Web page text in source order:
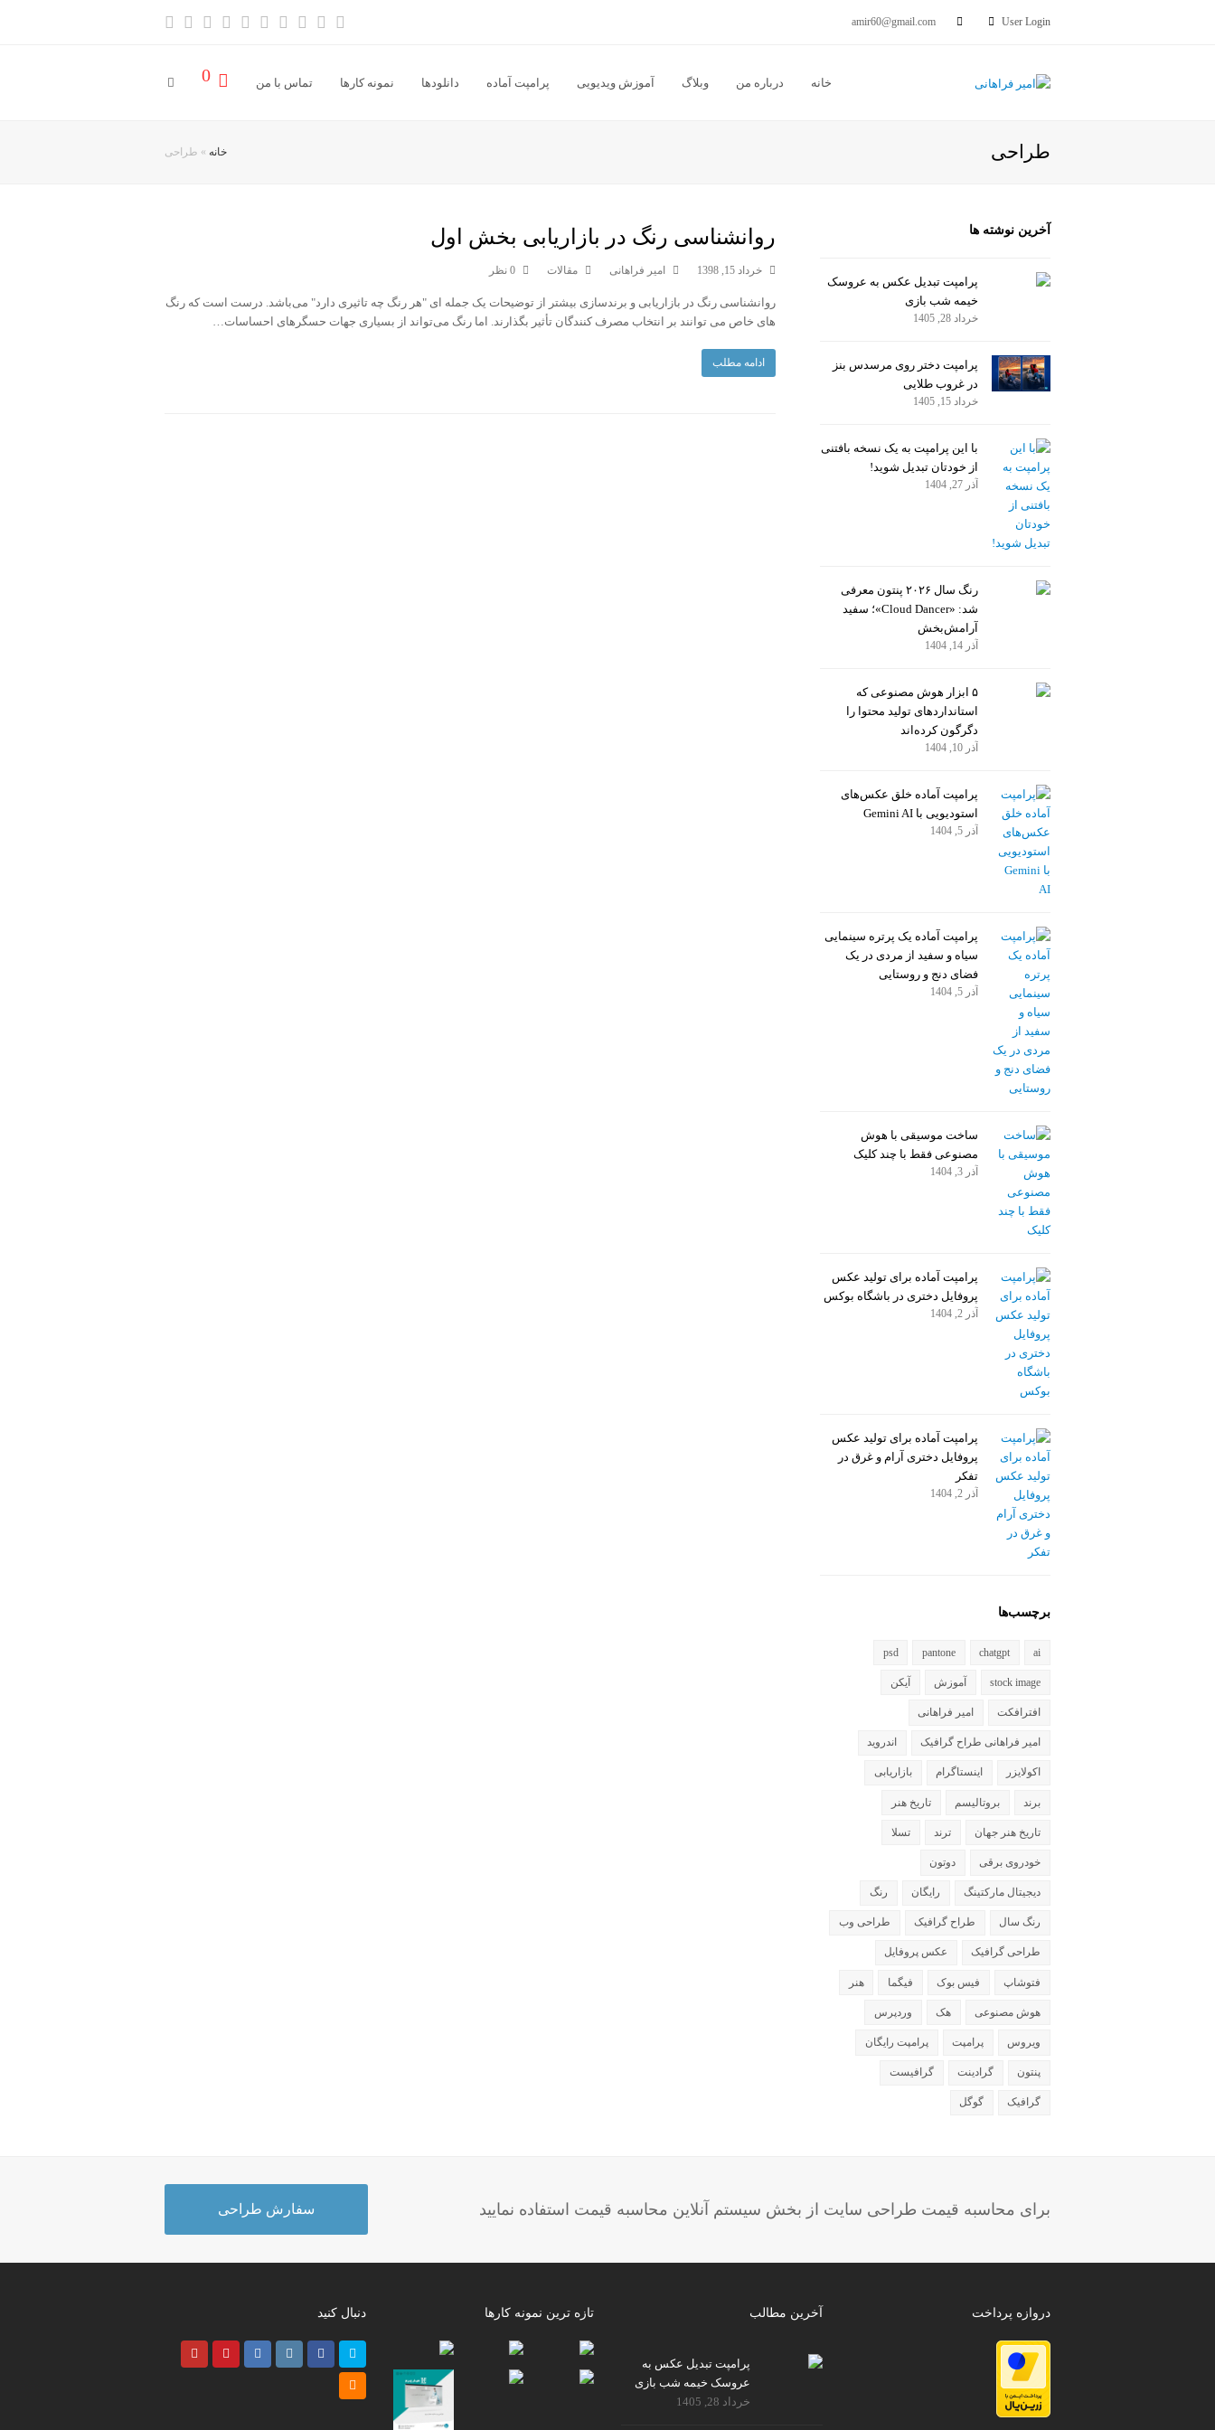
amir60@gmail.com User Login
FacebookPinterest
Dribbble
Instagram
LinkedIn
YoutubeVimeo خبر
آدرس
خانه درباره من وبلاگ آموزش ویدیویی پرامپت آماده دانلودها نمونه کارها تماس با من 0
طراحی خانه » طراحی
روانشناسی رنگ در بازاریابی بخش اول
خرداد 15, 1398 امیر فراهانی مقالات 0 نظر
روانشناسی رنگ در بازاریابی و برندسازی بیشتر از توضیحات یک جمله ای "هر رنگ چه تاثیری دارد" می‌باشد. درست است که رنگ
های خاص می توانند بر انتخاب مصرف کنندگان تأثیر بگذارند. اما رنگ می‌تواند از بسیاری جهات حسگرهای احساسات…
ادامه مطلب
آخرین نوشته ها
پرامپت تبدیل عکس به عروسک
خیمه شب بازی
خرداد 28, 1405
پرامپت دختر روی مرسدس بنز
در غروب طلایی
خرداد 15, 1405
با این پرامپت به یک نسخه بافتنی
از خودتان تبدیل شوید!
آذر 27, 1404
رنگ سال ۲۰۲۶ پنتون معرفی
شد: «Cloud Dancer»؛ سفید
آرامش‌بخش
آذر 14, 1404
۵ ابزار هوش مصنوعی که
استانداردهای تولید محتوا را
دگرگون کرده‌اند
آذر 10, 1404
پرامپت آماده خلق عکس‌های
استودیویی با Gemini AI
آذر 5, 1404
پرامپت آماده یک پرتره سینمایی
سیاه و سفید از مردی در یک
فضای دنج و روستایی
آذر 5, 1404
ساخت موسیقی با هوش
مصنوعی فقط با چند کلیک
آذر 3, 1404
پرامپت آماده برای تولید عکس
پروفایل دختری در باشگاه بوکس
آذر 2, 1404
پرامپت آماده برای تولید عکس
پروفایل دختری آرام و غرق در
تفکر
آذر 2, 1404
برچسب‌ها
ai
chatgpt
pantone
psd
stock image آموزش آیکن
افترافکت امیر فراهانی
امیر فراهانی طراح گرافیک اندروید
اکولایزر اینستاگرام بازاریابی
برند بروتالیسم تاریخ هنر
تاریخ هنر جهان ترند تسلا
خودروی برقی دوتون
دیجیتال مارکتینگ رایگان رنگ
رنگ سال طراح گرافیک طراحی وب
طراحی گرافیک عکس پروفایل
فتوشاپ فیس بوک فیگما هنر
هوش مصنوعی هک وردپرس
ویروس پرامپت پرامپت رایگان
پنتون گرادینت گرافیست
گرافیک گوگل
برای محاسبه قیمت طراحی سایت از بخش سیستم آنلاین محاسبه قیمت استفاده نمایید سفارش طراحی
دروازه پرداخت آخرین مطالب
پرامپت تبدیل عکس به
عروسک خیمه شب بازی
خرداد 28, 1405
تازه ترین نمونه کارها دنبال کنید
Twitter
Facebook
Instagram
LinkedIn
Pinterest